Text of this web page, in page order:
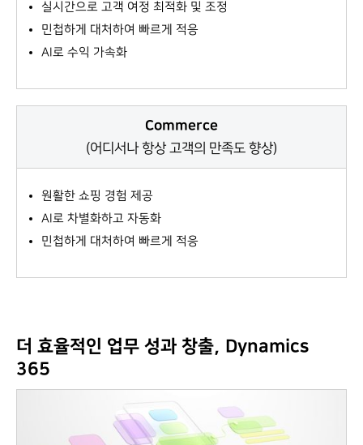
실시간으로 고객 여정 최적화 및 조정
민첩하게 대처하여 빠르게 적응
AI로 수익 가속화
Commerce
(어디서나 항상 고객의 만족도 향상)
원활한 쇼핑 경험 제공
AI로 차별화하고 자동화
민첩하게 대처하여 빠르게 적응
더 효율적인 업무 성과 창출, Dynamics
365